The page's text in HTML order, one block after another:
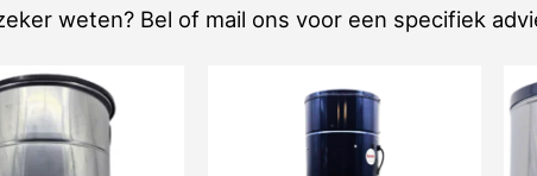
weten? Bel of mail ons voor een specifiek